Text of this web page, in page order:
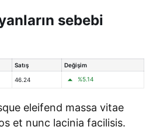
sebebi
Satış Değişim
46.24 %5.14
eleifend massa vitae
et nunc lacinia facilisis.